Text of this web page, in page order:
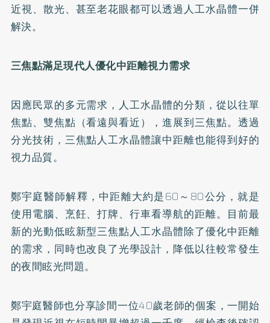
近視、散光、甚至老花眼都可以透過人工水晶體一併
解決。
三焦點滿足現代人優化中距離視力需求
因應民眾的多元需求，人工水晶體的分類，從以往單
焦點、雙焦點（看遠與看近），進展到三焦點。透過
分光技術，三焦點人工水晶體讓中距離也能得到好的
視力品質。
鄭宇庭醫師解釋，中距離大約是60～80公分，就是
使用電腦、烹飪、打牌、行車看導航的距離。目前最
新的光動低眩新型三焦點人工水晶體除了優化中距離
的需求，同時也改良了光學設計，降低以往較常發生
的夜間眩光問題。
鄭宇庭醫師也分享診間一位40歲老師的個案，一開始